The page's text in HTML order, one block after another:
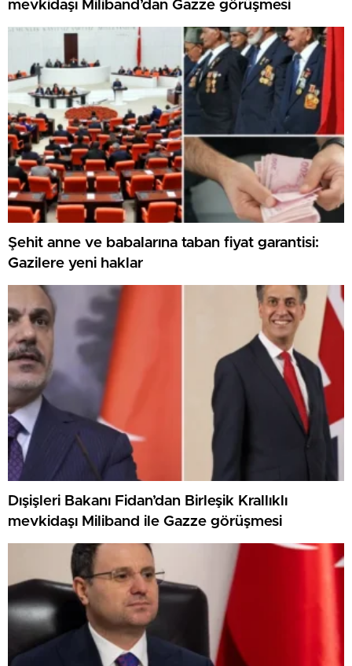
mevkidaşı Miliband’dan Gazze görüşmesi
Şehit anne ve babalarına taban fiyat garantisi:
Gazilere yeni haklar
Dışişleri Bakanı Fidan’dan Birleşik Krallıklı
mevkidaşı Miliband ile Gazze görüşmesi